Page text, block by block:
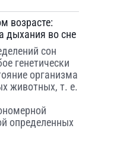
возрасте:
дыхания во сне
сон
генетически
организма
животных, т. е.
определенных